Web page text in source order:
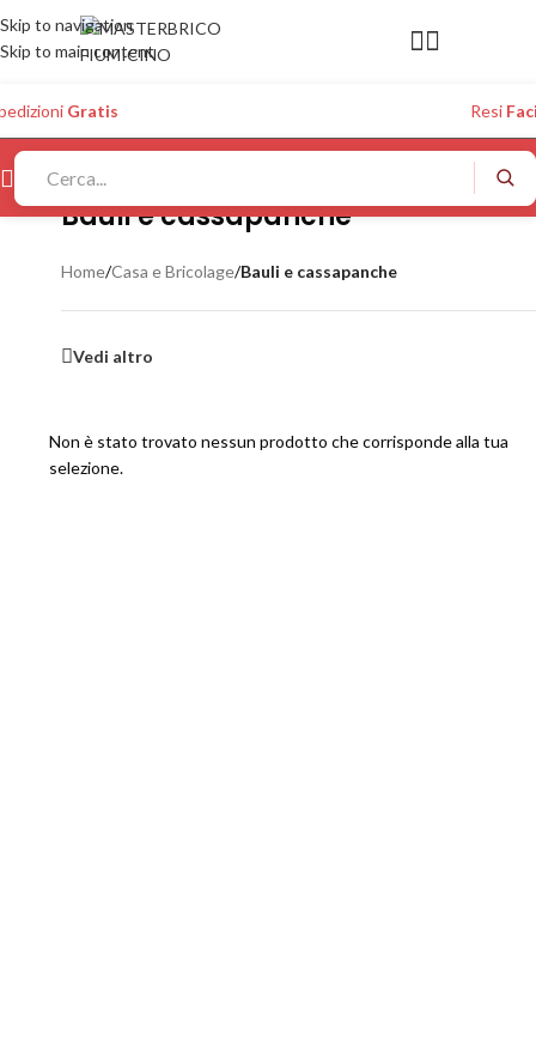
Skip to navigation
Skip to main content
Gratis Resi
Bauli e cassapanche
Home/Casa e Bricolage/Bauli e cassapanche
Vedi altro
Non è stato trovato nessun prodotto che corrisponde alla tua
selezione.